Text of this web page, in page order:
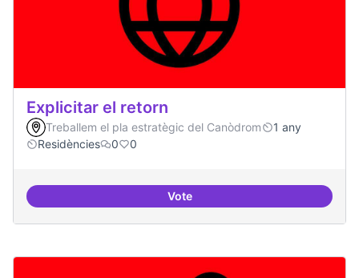
Explicitar el retorn
Treballem el pla estratègic del Canòdrom
1 any
Residències
0 0
VoteExplicitar el retorn